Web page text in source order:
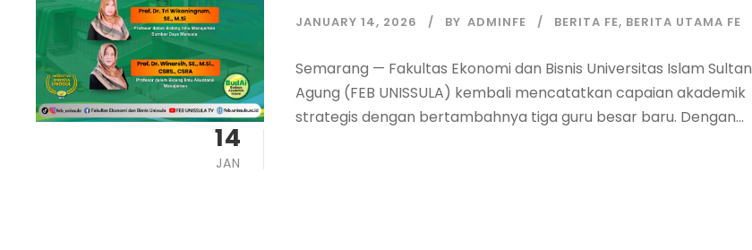
14
JAN
JANUARY 14, 2026 BY ADMINFE BERITA FE, BERITA UTAMA FE
Semarang — Fakultas Ekonomi dan Bisnis Universitas Islam Sultan
Agung (FEB UNISSULA) kembali mencatatkan capaian akademik
strategis dengan bertambahnya tiga guru besar baru. Dengan...